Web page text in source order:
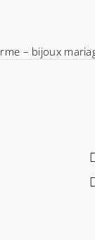
– bijoux